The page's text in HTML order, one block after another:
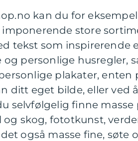
kan du for
imponerende store
tekst som inspirerende
og personlige husregler,
plakater, enten
ditt eget bilde, eller ved
selvfølgelig finne
og skog, fototkunst,
også masse fine, søte